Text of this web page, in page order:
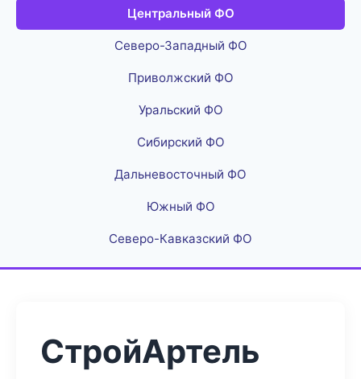
Центральный ФО
Северо-Западный ФО
Приволжский ФО
Уральский ФО
Сибирский ФО
Дальневосточный ФО
Южный ФО
Северо-Кавказский ФО
СтройАртель